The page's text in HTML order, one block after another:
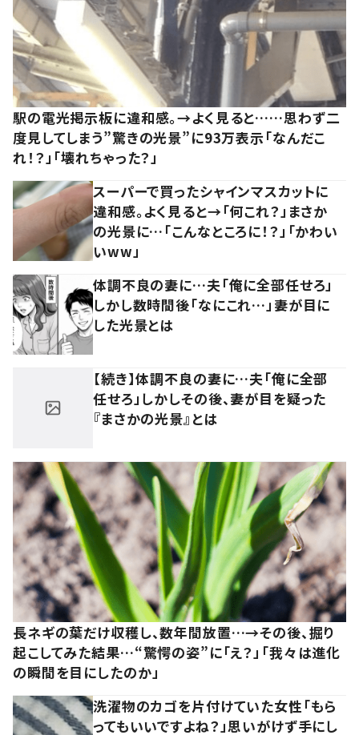
駅の電光掲示板に違和感。→よく見ると……思わず二
度見してしまう”驚きの光景”に93万表示「なんだこ
れ！？」「壊れちゃった？」
スーパーで買ったシャインマスカットに
違和感。よく見ると→「何これ？」まさか
の光景に…「こんなところに！？」「かわい
いww」
体調不良の妻に…夫「俺に全部任せろ」
しかし数時間後「なにこれ…」妻が目に
した光景とは
【続き】体調不良の妻に…夫「俺に全部
任せろ」しかしその後、妻が目を疑った
『まさかの光景』とは
長ネギの葉だけ収穫し、数年間放置…→その後、掘り
起こしてみた結果…“驚愕の姿”に「え？」「我々は進化
の瞬間を目にしたのか」
洗濯物のカゴを片付けていた女性「もら
ってもいいですよね？」思いがけず手にし